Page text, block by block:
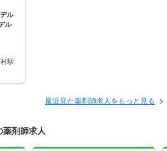
ル
ル
駅
最近見た薬剤師求人をもっと見る
薬剤師求人